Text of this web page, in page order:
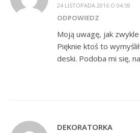
24 LISTOPADA 2016 O 04:59
ODPOWIEDZ
Moją uwagę, jak
Pięknie ktoś to
deski. Podoba mi się,
DEKORATORKA